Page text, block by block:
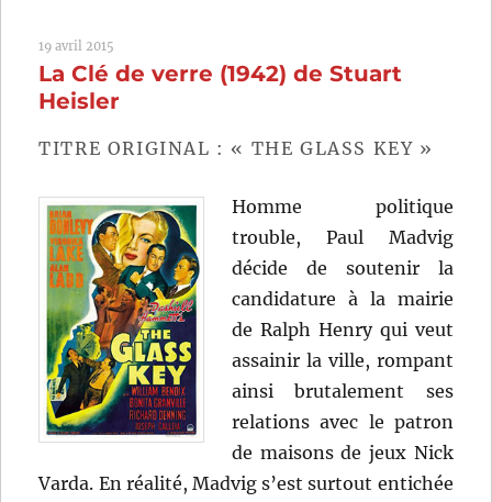
Jia
19 avril 2015
La Clé de verre (1942) de Stuart
Heisler
TITRE ORIGINAL : « THE GLASS KEY »
Homme politique
trouble, Paul Madvig
décide de soutenir la
candidature à la mairie
de Ralph Henry qui veut
assainir la ville, rompant
ainsi brutalement ses
relations avec le patron
de maisons de jeux Nick
Varda. En réalité, Madvig s’est surtout entichée